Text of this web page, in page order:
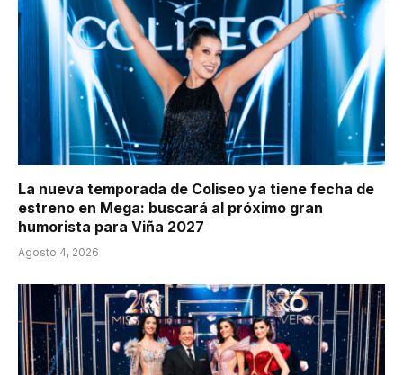
La nueva temporada de Coliseo ya tiene fecha de
estreno en Mega: buscará al próximo gran
humorista para Viña 2027
Agosto 4, 2026